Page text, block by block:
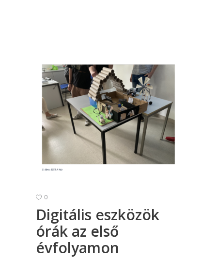
0
Digitális eszközök
órák az első
évfolyamon